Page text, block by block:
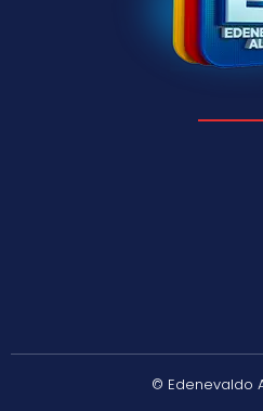
© Edenevaldo